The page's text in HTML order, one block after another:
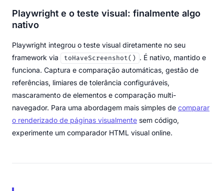
Playwright e o teste visual: finalmente algo
nativo
Playwright integrou o teste visual diretamente no seu
framework via
toHaveScreenshot() . É nativo, mantido e
funciona. Captura e comparação automáticas, gestão de
referências, limiares de tolerância configuráveis,
mascaramento de elementos e comparação multi-
navegador. Para uma abordagem mais simples de comparar
o renderizado de páginas visualmente sem código,
experimente um comparador HTML visual online.